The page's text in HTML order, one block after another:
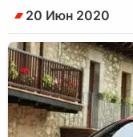
20 Июн 2020